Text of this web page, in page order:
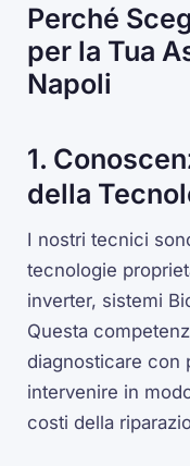
Perché
per la Tua
Napoli
1.
della
I nostri tecnici
tecnologie
inverter, sistemi
Questa
diagnosticare con
intervenire in
costi della